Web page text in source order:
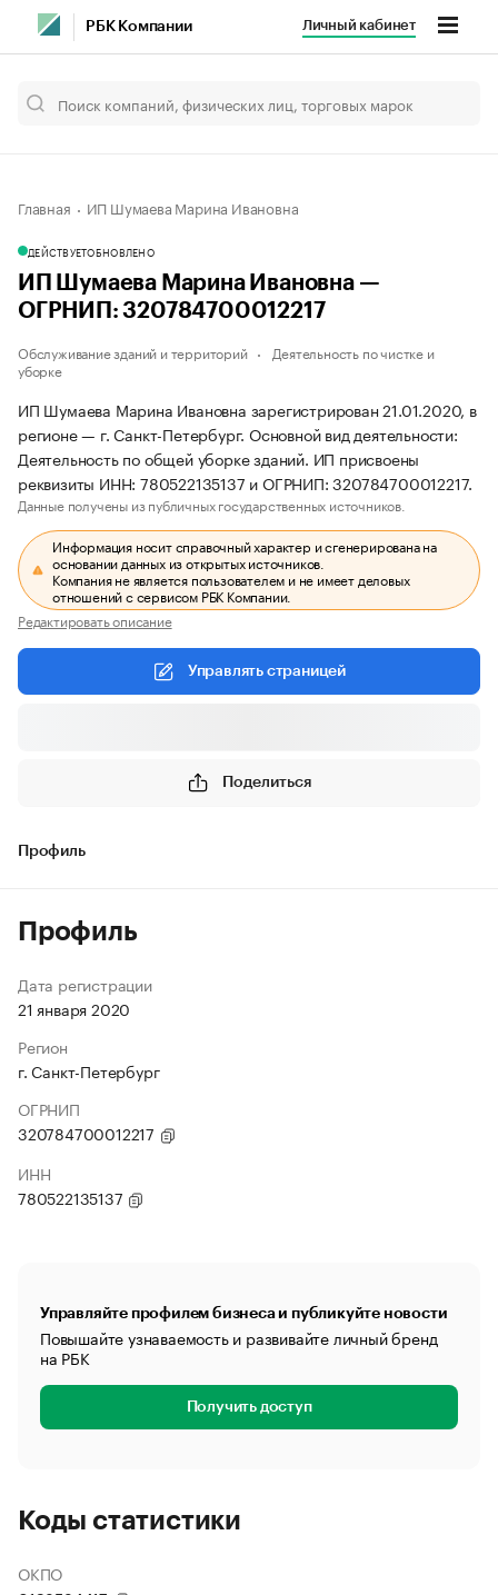
РБК Компании Личный кабинет
Главная ИП Шумаева Марина Ивановна
ДЕЙСТВУЕТОБНОВЛЕНО
ИП Шумаева Марина Ивановна —
ОГРНИП: 320784700012217
Обслуживание зданий и территорий
Деятельность по чистке и
уборке
ИП Шумаева Марина Ивановна зарегистрирован 21.01.2020, в
регионе — г. Санкт-Петербург. Основной вид деятельности:
Деятельность по общей уборке зданий. ИП присвоены
реквизиты ИНН: 780522135137 и ОГРНИП: 320784700012217.
Данные получены из публичных государственных источников.
Информация носит справочный характер и сгенерирована на
основании данных из открытых источников.
Компания не является пользователем и не имеет деловых
отношений с сервисом РБК Компании.
Редактировать описание
Управлять страницей
Поделиться
Профиль
Профиль
Дата регистрации
21 января 2020
Регион
г. Санкт-Петербург
ОГРНИП
320784700012217
ИНН
780522135137
Управляйте профилем бизнеса и публикуйте новости
Повышайте узнаваемость и развивайте личный бренд
на РБК
Получить доступ
Коды статистики
ОКПО